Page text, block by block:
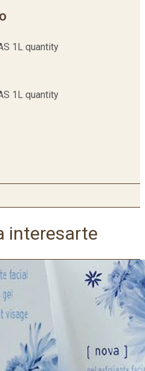
1L quantity
1L quantity
interesarte